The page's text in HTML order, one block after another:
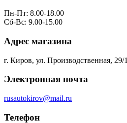
Пн-Пт: 8.00-18.00
Сб-Вс: 9.00-15.00
Адрес магазина
г. Киров, ул. Производственная, 29/1
Электронная почта
rusautokirov@mail.ru
Телефон